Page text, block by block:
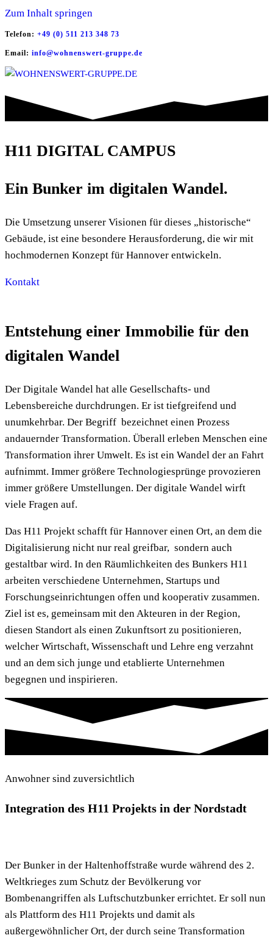
Zum Inhalt springen
Telefon: +49 (0) 511 213 348 73
Email: info@wohnenswert-gruppe.de
WOHNENSWERT-GRUPPE.DE
Wir sind Immobilien-Unternehmer in Hannover
H11 DIGITAL CAMPUS
Ein Bunker im digitalen Wandel.
Die Umsetzung unserer Visionen für dieses „historische“
Gebäude, ist eine besondere Herausforderung, die wir mit
hochmodernen Konzept für Hannover entwickeln.
Kontakt
Entstehung einer Immobilie für den
digitalen Wandel
Der Digitale Wandel hat alle Gesellschafts- und
Lebensbereiche durchdrungen. Er ist tiefgreifend und
unumkehrbar. Der Begriff bezeichnet einen Prozess
andauernder Transformation. Überall erleben Menschen eine
Transformation ihrer Umwelt. Es ist ein Wandel der an Fahrt
aufnimmt. Immer größere Technologiesprünge provozieren
immer größere Umstellungen. Der digitale Wandel wirft
viele Fragen auf.
Das H11 Projekt schafft für Hannover einen Ort, an dem die
Digitalisierung nicht nur real greifbar, sondern auch
gestaltbar wird. In den Räumlichkeiten des Bunkers H11
arbeiten verschiedene Unternehmen, Startups und
Forschungseinrichtungen offen und kooperativ zusammen.
Ziel ist es, gemeinsam mit den Akteuren in der Region,
diesen Standort als einen Zukunftsort zu positionieren,
welcher Wirtschaft, Wissenschaft und Lehre eng verzahnt
und an dem sich junge und etablierte Unternehmen
begegnen und inspirieren.
Anwohner sind zuversichtlich
Integration des H11 Projekts in der Nordstadt
Der Bunker in der Haltenhoffstraße wurde während des 2.
Weltkrieges zum Schutz der Bevölkerung vor
Bombenangriffen als Luftschutzbunker errichtet. Er soll nun
als Plattform des H11 Projekts und damit als
außergewöhnlicher Ort, der durch seine Transformation